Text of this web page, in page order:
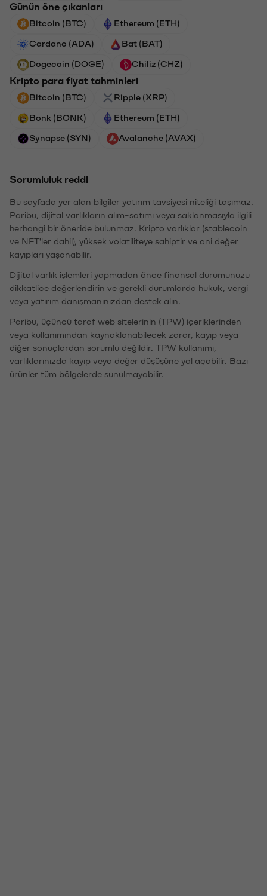
Günün öne çıkanları
Bitcoin (BTC) Ethereum (ETH)
Cardano (ADA) Bat (BAT)
Dogecoin (DOGE) Chiliz (CHZ)
Kripto para fiyat tahminleri
Bitcoin (BTC) Ripple (XRP)
Bonk (BONK) Ethereum (ETH)
Synapse (SYN) Avalanche (AVAX)
Sorumluluk reddi
Bu sayfada yer alan bilgiler yatırım tavsiyesi niteliği taşımaz.
Paribu, dijital varlıkların alım-satımı veya saklanmasıyla ilgili
herhangi bir öneride bulunmaz. Kripto varlıklar (stablecoin
ve NFT'ler dahil), yüksek volatiliteye sahiptir ve ani değer
kayıpları yaşanabilir.
Dijital varlık işlemleri yapmadan önce finansal durumunuzu
dikkatlice değerlendirin ve gerekli durumlarda hukuk, vergi
veya yatırım danışmanınızdan destek alın.
Paribu, üçüncü taraf web sitelerinin (TPW) içeriklerinden
veya kullanımından kaynaklanabilecek zarar, kayıp veya
diğer sonuçlardan sorumlu değildir. TPW kullanımı,
varlıklarınızda kayıp veya değer düşüşüne yol açabilir. Bazı
ürünler tüm bölgelerde sunulmayabilir.